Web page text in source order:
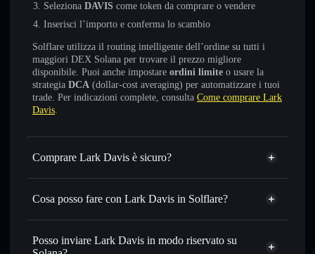
Seleziona DAVIS come token da comprare o vendere
Inserisci l’importo e conferma lo scambio
Solflare utilizza il routing intelligente dell’ordine su tutti i
maggiori DEX Solana per trovare il prezzo migliore
disponibile. Puoi anche impostare ordini limite o usare la
strategia DCA (dollar-cost averaging) per automatizzare i tuoi
trade. Per indicazioni complete, consulta Come comprare Lark
Davis.
Comprare Lark Davis è sicuro?
Lark Davis non è verificato
Cosa posso fare con Lark Davis in Solflare?
Lark Davis
wallet Solflare
Scambiare istantaneamente— scambia DAVIS in SOL,
USDC o in migliaia di altri token Solana al prezzo migliore
Posso inviare Lark Davis in modo riservato su